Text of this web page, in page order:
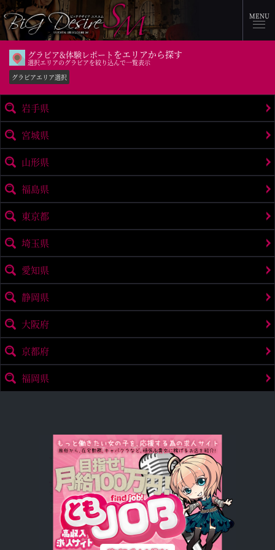
MENU
グラビア&体験レポート をエリアから探す
選択エリアのグラビアを絞り込んで一覧表示
グラビアエリア選択
岩手県
宮城県
山形県
福島県
東京都
埼玉県
愛知県
静岡県
大阪府
京都府
福岡県